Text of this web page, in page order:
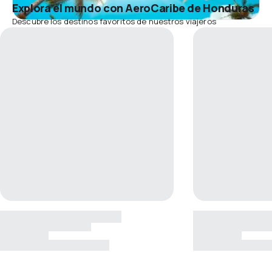
Explora el mundo con AeroCaribe de Honduras
Descubre los destinos favoritos de nuestros viajeros